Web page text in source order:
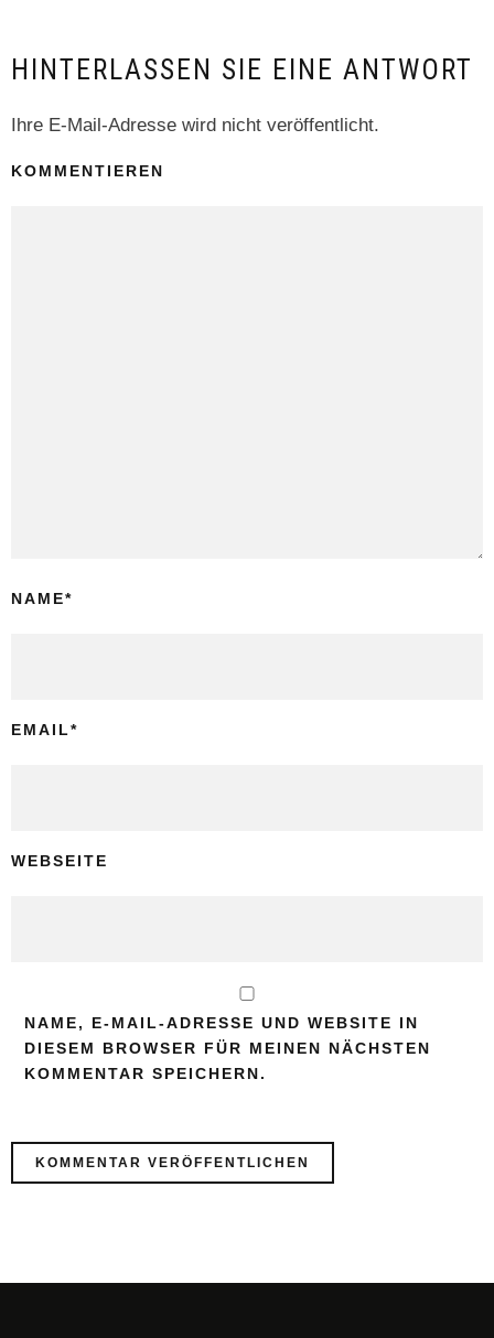
HINTERLASSEN SIE EINE ANTWORT
Ihre E-Mail-Adresse wird nicht veröffentlicht.
KOMMENTIEREN
NAME*
EMAIL*
WEBSEITE
NAME, E-MAIL-ADRESSE UND WEBSITE IN
DIESEM BROWSER FÜR MEINEN NÄCHSTEN
KOMMENTAR SPEICHERN.